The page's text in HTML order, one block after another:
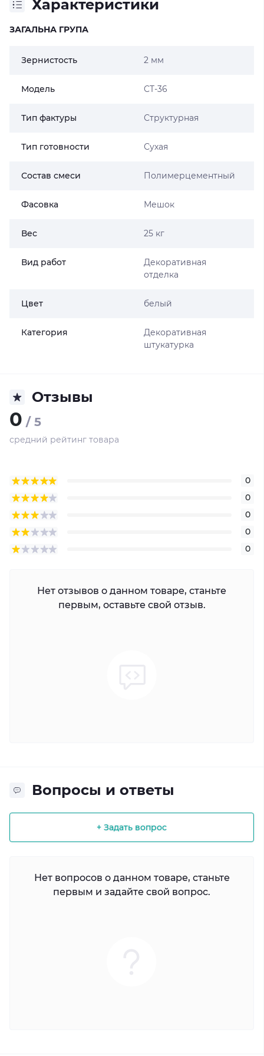
Характеристики
ЗАГАЛЬНА ГРУПА
Зернистость 2 мм
Модель CT-36
Тип фактуры Структурная
Тип готовности Сухая
Состав смеси Полимерцементный
Фасовка Мешок
Вес 25 кг
Вид работ
Декоративная
отделка
Цвет белый
Категория
Декоративная
штукатурка
Отзывы
0 / 5
средний рейтинг товара
0
0
0
0
0
Нет отзывов о данном товаре, станьте
первым, оставьте свой отзыв.
Вопросы и ответы
+ Задать вопрос
Нет вопросов о данном товаре, станьте
первым и задайте свой вопрос.